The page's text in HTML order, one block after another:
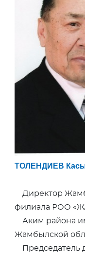
ТОЛЕНДИЕВ
Директор
филиала РОО
Аким района
Жамбылской
Председатель